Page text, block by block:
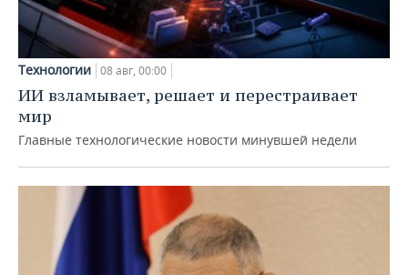
Технологии 08 авг, 00:00
ИИ взламывает, решает и перестраивает
мир
Главные технологические новости минувшей недели